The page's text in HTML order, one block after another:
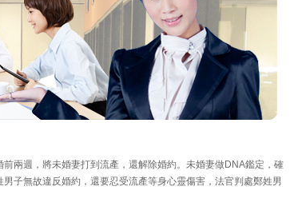
兩週，將未婚妻打到流產，還解除婚約。未婚妻做DNA鑑定，確
子無故違反婚約，還要忍受流產等身心靈傷害，法官判處鄭姓男